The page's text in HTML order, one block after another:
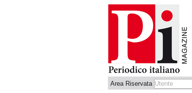
Area Riservata